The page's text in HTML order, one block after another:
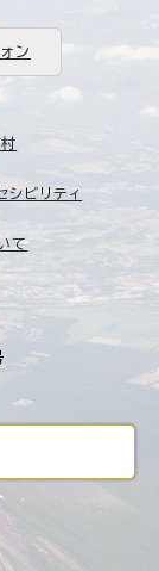
ン
シビリティ
て